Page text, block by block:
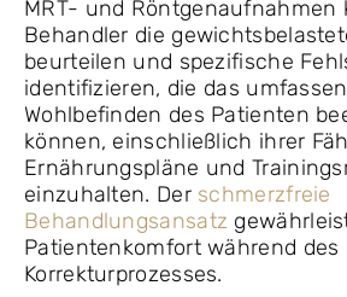
MRT- und Röntgenaufnahmen
Behandler die
beurteilen und spezifische
identifizieren, die das
Wohlbefinden des Patienten
können, einschließlich ihrer
Ernährungspläne und
einzuhalten. Der schmerzfreie
Behandlungsansatz
Patientenkomfort während des
Korrekturprozesses.